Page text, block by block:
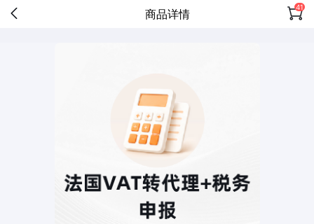
商品详情 41